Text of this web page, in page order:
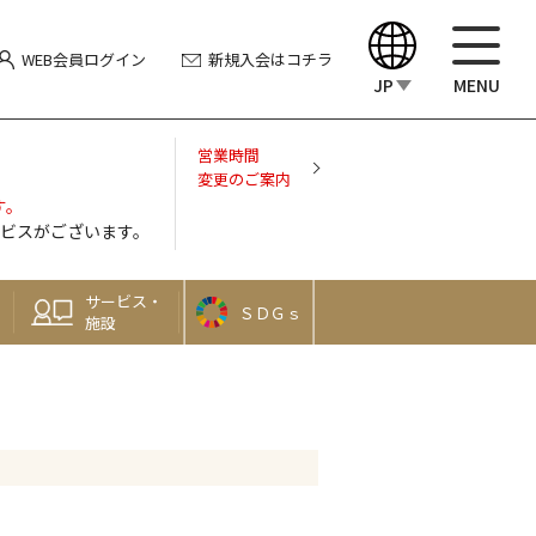
WEB会員ログイン 新規入会はコチラ
JP
中文（简体）
MENU
がございます。
営業時間
変更のご案内
サービス・
施設
ＳＤＧｓ